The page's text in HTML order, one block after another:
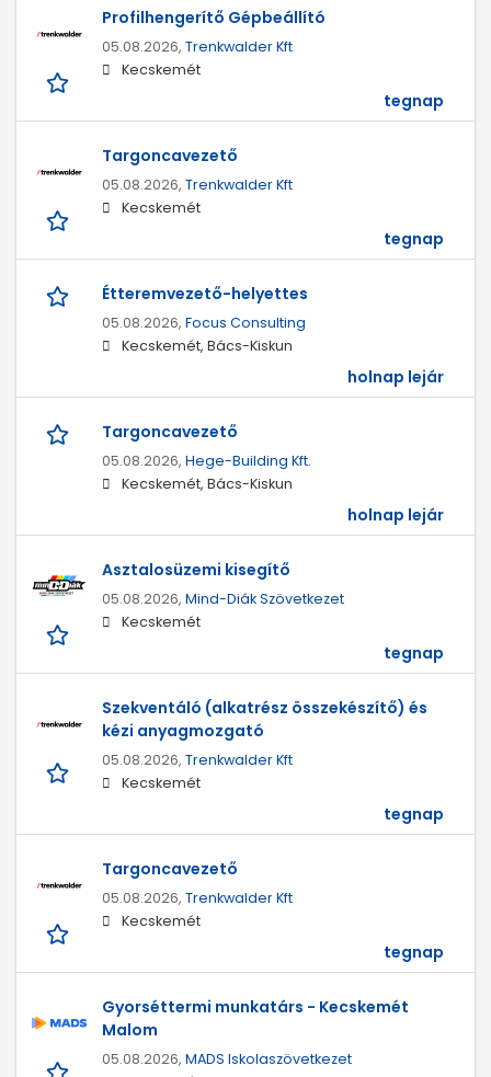
Profilhengerítő Gépbeállító
05.08.2026, Trenkwalder Kft
Kecskemét
tegnap
Targoncavezető
05.08.2026, Trenkwalder Kft
Kecskemét
tegnap
Étteremvezető-helyettes
05.08.2026, Focus Consulting
Kecskemét, Bács-Kiskun
holnap lejár
Targoncavezető
05.08.2026, Hege-Building Kft.
Kecskemét, Bács-Kiskun
holnap lejár
Asztalosüzemi kisegítő
05.08.2026, Mind-Diák Szövetkezet
Kecskemét
tegnap
Szekventáló (alkatrész összekészítő) és
kézi anyagmozgató
05.08.2026, Trenkwalder Kft
Kecskemét
tegnap
Targoncavezető
05.08.2026, Trenkwalder Kft
Kecskemét
tegnap
Gyorséttermi munkatárs - Kecskemét
Malom
05.08.2026, MADS Iskolaszövetkezet